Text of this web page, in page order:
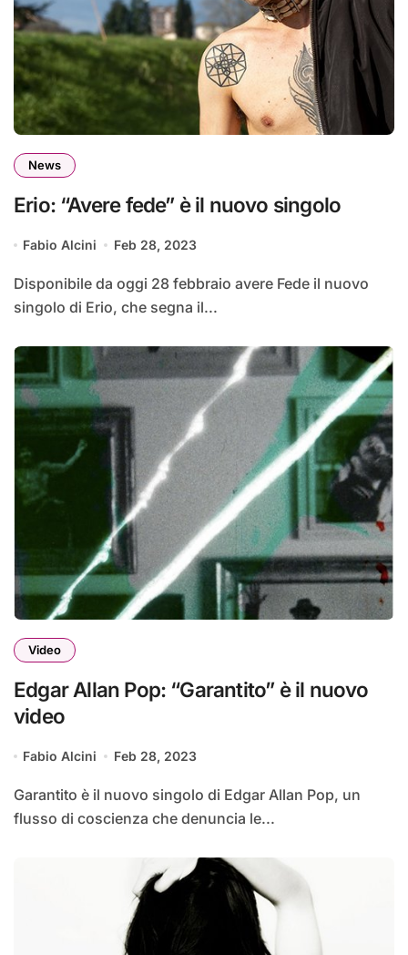
News
Erio: “Avere fede” è il nuovo singolo
Fabio Alcini Feb 28, 2023
Disponibile da oggi 28 febbraio avere Fede il nuovo
singolo di Erio, che segna il...
Video
Edgar Allan Pop: “Garantito” è il nuovo
video
Fabio Alcini Feb 28, 2023
Garantito è il nuovo singolo di Edgar Allan Pop, un
flusso di coscienza che denuncia le...